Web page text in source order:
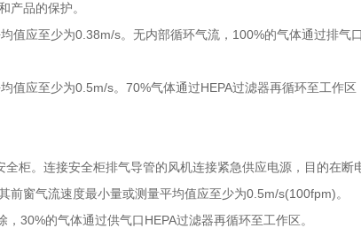
产品的保护。
值应至少为0.38m/s。无内部循环气流，100%的气体通过排气
值应至少为0.5m/s。70%气体通过HEPA过滤器再循环至工作区
柜。连接安全柜排气导管的风机连接紧急供应电源，目的在断
前窗气流速度最小量或测量平均值应至少为0.5m/s(100fpm)。
30%的气体通过供气口HEPA过滤器再循环至工作区。